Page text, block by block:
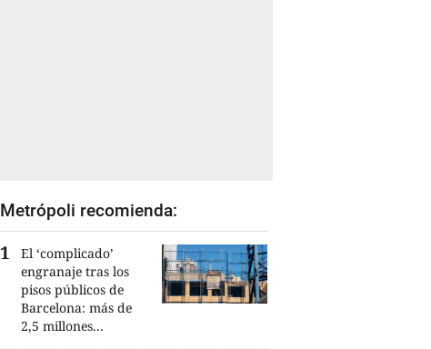
Metrópoli recomienda:
El ‘complicado’
engranaje tras los
pisos públicos de
Barcelona: más de
2,5 millones...